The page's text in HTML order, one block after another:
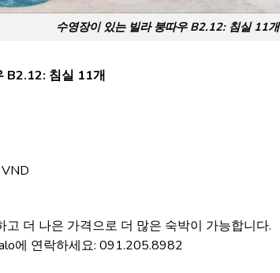
수영장이 있는 빌라 붕따우 B2.12: 침실 11개
B2.12: 침실 11개
고 더 나은 가격으로 더 많은 숙박이 가능합니다.
에 연락하세요: 091.205.8982